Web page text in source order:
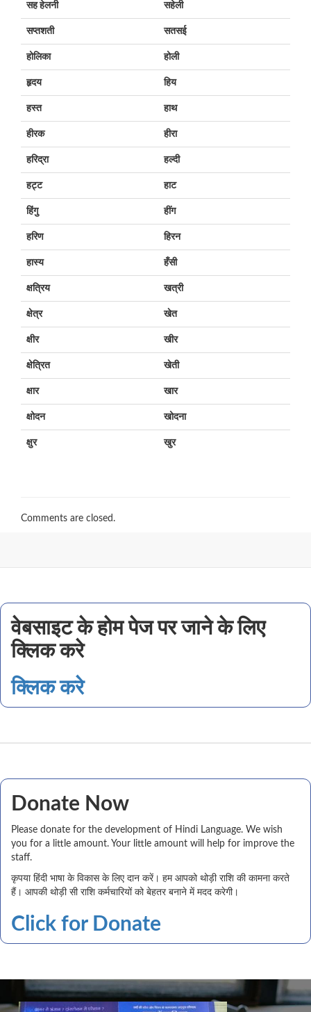
सह हेलनी सहेली
सप्तशती सतसई
होलिका होली
हृदय हिय
हस्त हाथ
हीरक हीरा
हरिद्रा हल्दी
हट्ट हाट
हिंगु हींग
हरिण हिरन
हास्य हँसी
क्षत्रिय खत्री
क्षेत्र खेत
क्षीर खीर
क्षेत्रित खेती
क्षार खार
क्षोदन खोदना
क्षुर खुर
Comments are closed.
वेबसाइट के होम पेज पर जाने के लिए
क्लिक करे
क्लिक करे
Donate Now
Please donate for the development of Hindi Language. We wish
you for a little amount. Your little amount will help for improve the
staff.
कृपया हिंदी भाषा के विकास के लिए दान करें। हम आपको थोड़ी राशि की कामना करते
हैं। आपकी थोड़ी सी राशि कर्मचारियों को बेहतर बनाने में मदद करेगी।
Click for Donate